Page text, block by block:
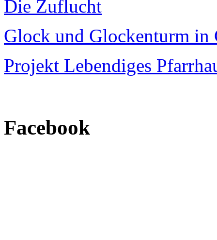
Die Zuflucht
Glock und Glockenturm in
Projekt Lebendiges
Facebook